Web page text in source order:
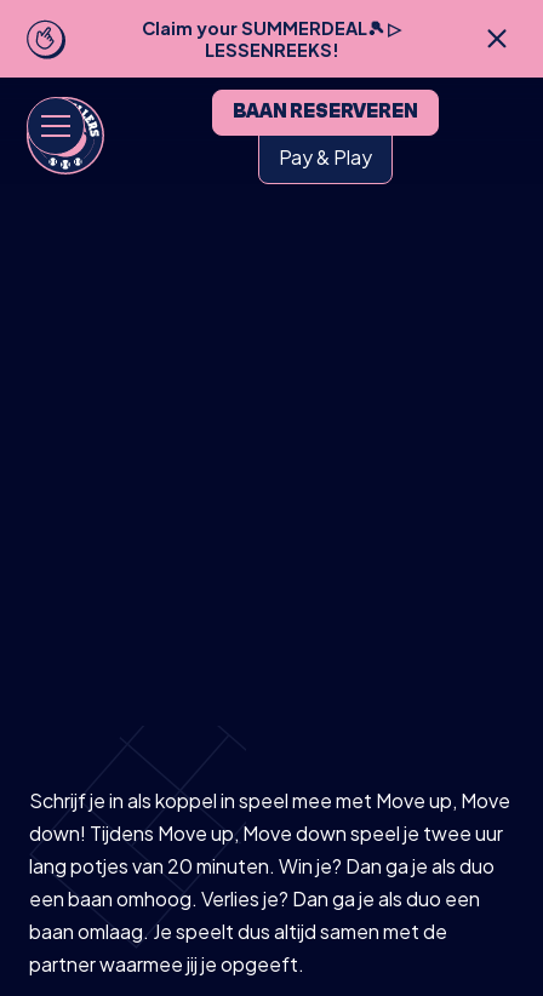
Claim your SUMMERDEAL🎾 ▷
LESSENREEKS!
BAAN RESERVEREN
Pay & Play
Schrijf je in als koppel in speel mee met Move up, Move
down! Tijdens Move up, Move down speel je twee uur
lang potjes van 20 minuten. Win je? Dan ga je als duo
een baan omhoog. Verlies je? Dan ga je als duo een
baan omlaag. Je speelt dus altijd samen met de
partner waarmee jij je opgeeft.